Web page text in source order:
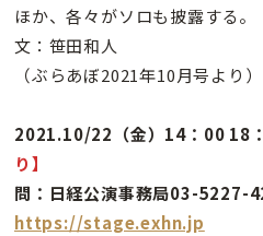
ほか、各々がソロも披露する。
文：笹田和人
（ぶらあぼ2021年10月号より）
2021.10/22（金）14：00 18
り】
問：日経公演事務局03-5227-
https://stage.exhn.jp